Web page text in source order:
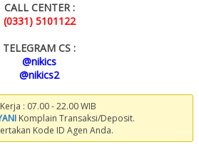
CALL CENTER :
(0331) 5101122
TELEGRAM CS :
@nikics
@nikics2
: 07.00 - 22.00 WIB
Komplain Transaksi/Deposit.
Kode ID Agen Anda.